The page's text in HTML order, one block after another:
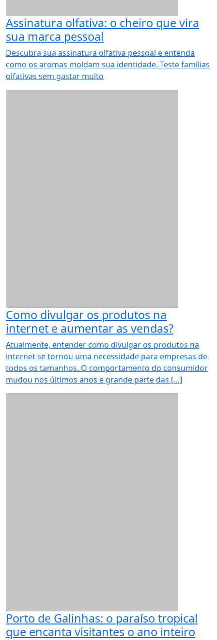
Assinatura olfativa: o cheiro que vira
sua marca pessoal
Descubra sua assinatura olfativa pessoal e entenda
como os aromas moldam sua identidade. Teste famílias
olfativas sem gastar muito
Como divulgar os produtos na
internet e aumentar as vendas?
Atualmente, entender como divulgar os produtos na
internet se tornou uma necessidade para empresas de
todos os tamanhos. O comportamento do consumidor
mudou nos últimos anos e grande parte das […]
Porto de Galinhas: o paraíso tropical
que encanta visitantes o ano inteiro